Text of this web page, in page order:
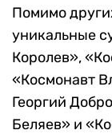
Помимо
уникальные
Королев»,
«Космонавт
Георгий
Беляев» и